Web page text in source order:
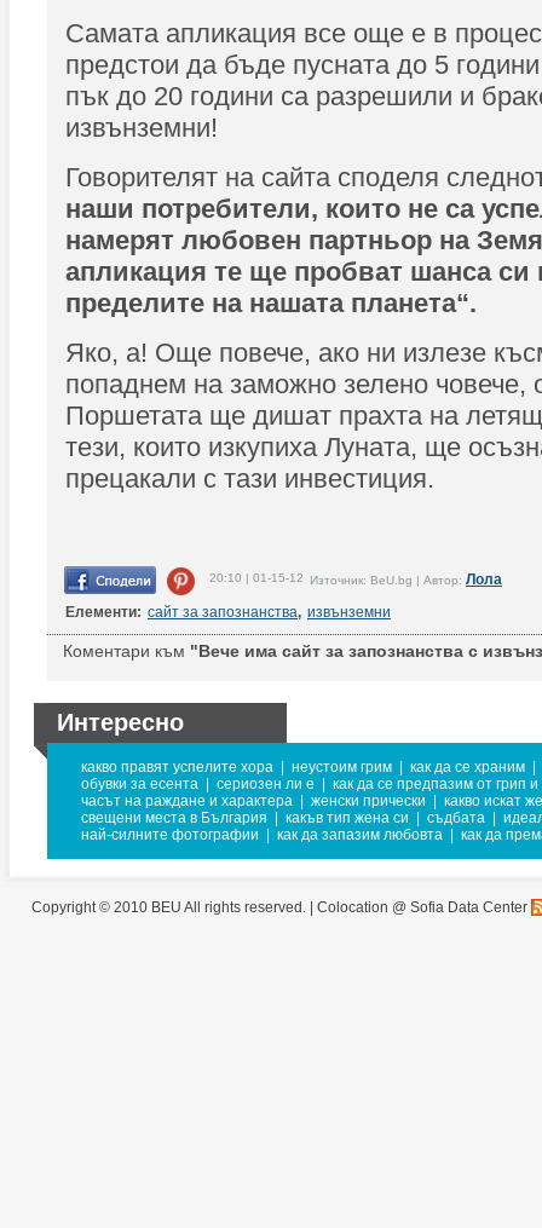
Самата апликация все още е в
предстои да бъде пусната до 5
пък до 20 години са разрешили и
извънземни!
Говорителят на сайта споделя
наши потребители, които не са
намерят любовен партньор на
апликация те ще пробват шанса си
пределите на нашата планета“.
Яко, а! Още повече, ако ни излезе
попаднем на заможно зелено човече,
Поршетата ще дишат прахта на
тези, които изкупиха Луната, ще
прецакали с тази инвестиция.
20:10 | 01-15-12 Източник: BeU.bg | Автор: Лола
Елементи: сайт за запознанства, извънземни
Коментари към "Вече има сайт за запознанства с
Интересно
какво правят успелите хора неустоим грим как да се храним
обувки за есента
сериозен ли е
как да се предпазим от грип и
часът на раждане и характера
женски прически
какво искат
свещени места в България
какъв тип жена си съдбата
най-силните фотографии
как да запазим любовта как да
Copyright © 2010 BEU All rights reserved. | Colocation @ Sofia Data Center